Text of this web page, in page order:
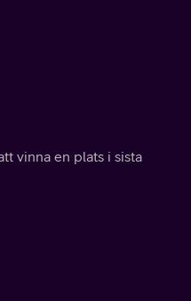
vinna en plats i sista